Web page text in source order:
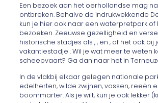
Een bezoek aan het oerhollandse mag
ontbreken. Behalve de indrukwekkende
kun je hier ook naar een waterpretpark
bezoeken. Zeeuwse gezelligheid en
historische stadjes als , , en , of het ook
vakantiestadje . Wil je wat meer te weten
scheepvaart? Ga dan naar het in
In de vlakbij elkaar gelegen nationale
edelherten, wilde zwijnen, vossen, reeën
boommarter. Als je wilt, kun je ook lekker